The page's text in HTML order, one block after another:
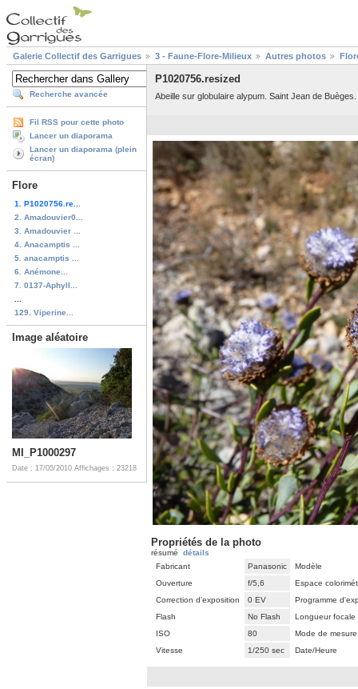
Galerie Collectif des Garrigues 3 - Faune-Flore-Milieux Autres photos
Recherche avancée
Fil RSS pour cette photo
Lancer un diaporama
Lancer un diaporama (plein
écran)
Flore
1. P1020756.re...
2. Amadouvier0...
3. Amadouvier ...
4. Anacamptis ...
5. anacamptis ...
6. Anémone...
7. 0137-Aphyll...
129. Viperine...
Image aléatoire
MI_P1000297
Date : 17/05/2010 Affichages : 23218
P1020756.resized
Abeille sur globulaire alypum. Saint Jean de
Propriétés de la photo
résumé détails
Fabricant
Panasonic
Modèle
Ouverture
f/5,6
Espace
Correction d'exposition
0 EV
Programme
Flash
No Flash
Longueur focale
ISO
80
Mode de mesure
Vitesse
1/250 sec Date/Heure